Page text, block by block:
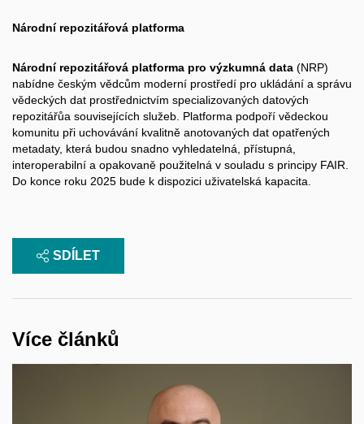
Národní repozitářová platforma
Národní repozitářová platforma pro výzkumná data (NRP)
nabídne českým vědcům moderní prostředí pro ukládání a správu
vědeckých dat prostřednictvím specializovaných datových
repozitářůa souvisejících služeb. Platforma podpoří vědeckou
komunitu při uchovávání kvalitně anotovaných dat opatřených
metadaty, která budou snadno vyhledatelná, přístupná,
interoperabilní a opakovaně použitelná v souladu s principy FAIR.
Do konce roku 2025 bude k dispozici uživatelská kapacita.
SDÍLET
Více článků